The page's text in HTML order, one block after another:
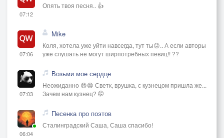
07:12
Опять твоя песня.. 👍
07:06
Mike
Коля, хотела уже уйти навсегда, тут ты😜.. А если авторы
уже слушать не могут ширпотребных певиц!! ??
07:03
Возьми мое сердце
Неожиданно 😄😁 Светк, врушка, с кузнецом пришла же...
Зачем нам кузнец? 🤭
06:04
Песенка про поэтов
Сталинградский Саша, Саша спасибо!